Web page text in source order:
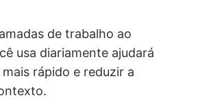
de trabalho ao
usa diariamente ajudará
rápido e reduzir a